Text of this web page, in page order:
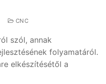
CNC
szól, annak
folyamatáról.
elkészítésétől a